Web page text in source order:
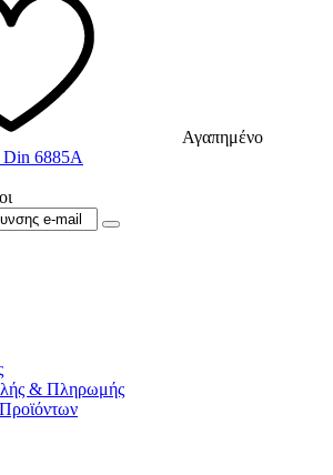
Αγαπημένο
Din 6885A
& Πληρωμής